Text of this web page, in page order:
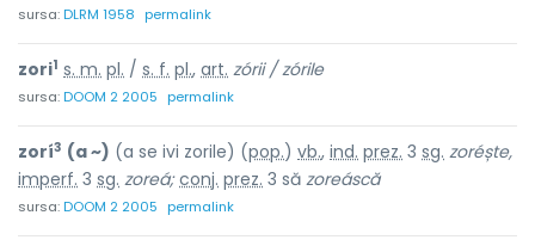
sursa:DLRM 1958 permalink
zori1 s. m. pl. / s. f. pl., art. zórii / zórile
sursa:DOOM 2 2005 permalink
zorí3 (a ~) (a se ivi zorile) (pop.) vb., ind. prez. 3 sg. zoréște,
imperf. 3 sg. zoreá; conj. prez. 3 să zoreáscă
sursa:DOOM 2 2005 permalink